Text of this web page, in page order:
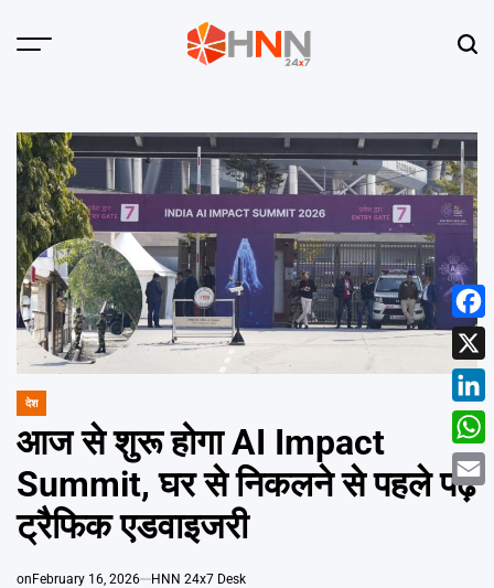
Menu
POSTED
देश
आज से शुरू होगा AI Impact
Summit, घर से निकलने से पहले पढ़ें
ट्रैफिक एडवाइजरी
onFebruary 16, 2026 HNN 24x7 Desk
X